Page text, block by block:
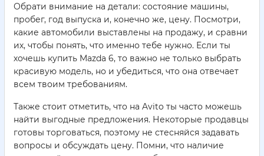
Обрати внимание на детали: состояние машины,
пробег, год выпуска и, конечно же, цену. Посмотри,
какие автомобили выставлены на продажу, и сравни
их, чтобы понять, что именно тебе нужно. Если ты
хочешь купить Mazda 6, то важно не только выбрать
красивую модель, но и убедиться, что она отвечает
всем твоим требованиям.
Также стоит отметить, что на Avito ты часто можешь
найти выгодные предложения. Некоторые продавцы
готовы торговаться, поэтому не стесняйся задавать
вопросы и обсуждать цену. Помни, что наличие